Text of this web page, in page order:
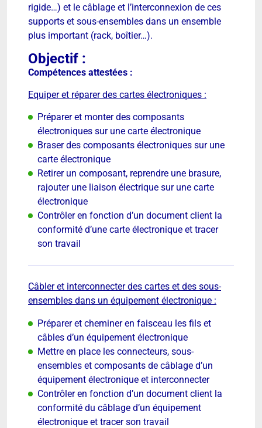
rigide…) et le câblage et l’interconnexion de ces
supports et sous-ensembles dans un ensemble
plus important (rack, boîtier…).
Objectif :
Compétences attestées :
Equiper et réparer des cartes électroniques :
Préparer et monter des composants
électroniques sur une carte électronique
Braser des composants électroniques sur une
carte électronique
Retirer un composant, reprendre une brasure,
rajouter une liaison électrique sur une carte
électronique
Contrôler en fonction d’un document client la
conformité d’une carte électronique et tracer
son travail
Câbler et interconnecter des cartes et des sous-
ensembles dans un équipement électronique :
Préparer et cheminer en faisceau les fils et
câbles d’un équipement électronique
Mettre en place les connecteurs, sous-
ensembles et composants de câblage d’un
équipement électronique et interconnecter
Contrôler en fonction d’un document client la
conformité du câblage d’un équipement
électronique et tracer son travail